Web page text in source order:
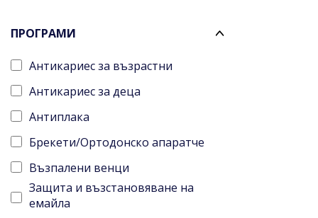
Конец за зъби
Ленти за избелване
ПРОГРАМИ
Антикариес за възрастни
Антикариес за деца
Антиплака
Брекети/Ортодонско апаратче
Възпалени венци
Защита и възстановяване на
емайла